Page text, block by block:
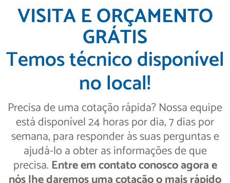
VISITA E ORÇAMENTO
GRÁTIS
Temos técnico disponível
no local!
Precisa de uma cotação rápida? Nossa equipe
está disponível 24 horas por dia, 7 dias por
semana, para responder às suas perguntas e
ajudá-lo a obter as informações de que
precisa. Entre em contato conosco agora e